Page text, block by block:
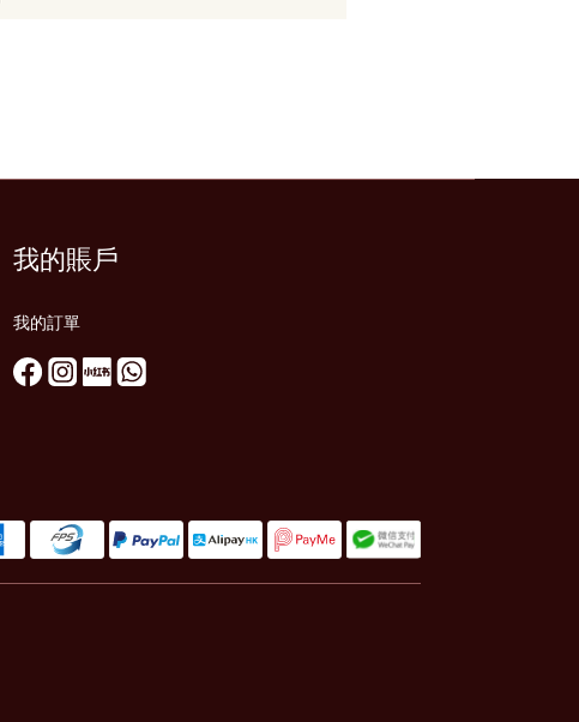
我的賬戶
我的訂單